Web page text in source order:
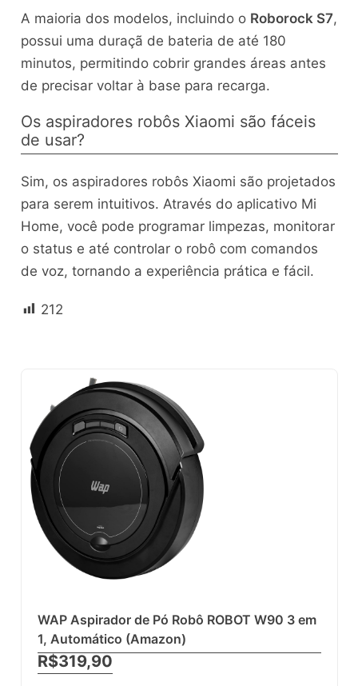
A maioria dos modelos, incluindo o Roborock S7,
possui uma duraçã de bateria de até 180
minutos, permitindo cobrir grandes áreas antes
de precisar voltar à base para recarga.
Os aspiradores robôs Xiaomi são fáceis
de usar?
Sim, os aspiradores robôs Xiaomi são projetados
para serem intuitivos. Através do aplicativo Mi
Home, você pode programar limpezas, monitorar
o status e até controlar o robô com comandos
de voz, tornando a experiência prática e fácil.
212
WAP Aspirador de Pó Robô ROBOT W90 3 em
1, Automático (Amazon)
R$319,90